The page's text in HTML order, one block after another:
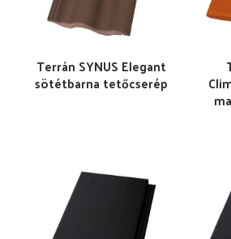
Terrán SYNUS Elegant
sötétbarna tetőcserép